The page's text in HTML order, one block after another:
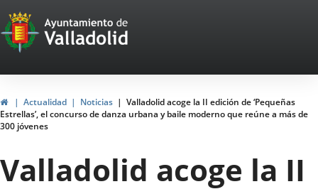
Portal
Web
del
Ayuntamiento
de
Valladolid
InicioActualidad Noticias
Valladolid acoge la II edición de ‘Pequeñas
Estrellas’, el concurso de danza urbana y baile moderno que reúne a más de
300 jóvenes
Valladolid acoge la II